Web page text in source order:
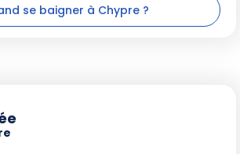
se baigner à Chypre ?